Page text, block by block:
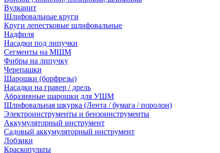
Вулканит
Шлифовальные круги
Круги лепестковые шлифовальные
Надфиля
Насадки под липучки
Сегменты на МШМ
Фибры на липучку
Черепашки
Шарошки (борфрезы)
Насадки на гравер / дрель
Абразивные шарошки для УШМ
Шлифовальная шкурка (Лента / бумага / поролон)
Электроинструменты и бензоинструменты
Аккумуляторный инструмент
Садовый аккумуляторный инструмент
Лобзики
Краскопульты